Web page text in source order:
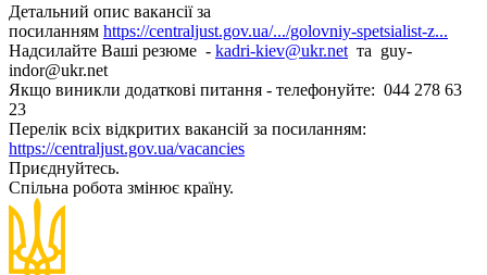
Детальний опис вакансії за
посиланням https://centraljust.gov.ua/.../golovniy-spetsialist-z...
Надсилайте Ваші резюме - kadri-kiev@ukr.net та guy-
indor@ukr.net
Якщо виникли додаткові питання - телефонуйте: 044 278 63
23
Перелік всіх відкритих вакансій за посиланням:
https://centraljust.gov.ua/vacancies
Приєднуйтесь.
Спільна робота змінює країну.